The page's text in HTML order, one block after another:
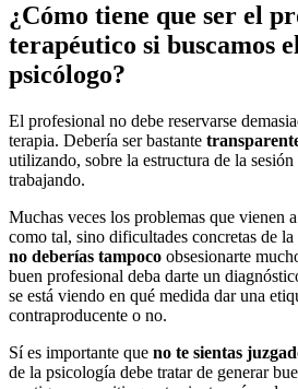
¿Cómo tiene que ser el
terapéutico si buscamos
psicólogo?
El profesional no debe reservarse
terapia. Debería ser bastante
utilizando, sobre la estructura de la
trabajando.
Muchas veces los problemas que vienen
como tal, sino dificultades concretas de
no deberías tampoco obsesionarte
buen profesional deba darte un
se está viendo en qué medida dar una
contraproducente o no.
Sí es importante que no te sientas
de la psicología debe tratar de generar